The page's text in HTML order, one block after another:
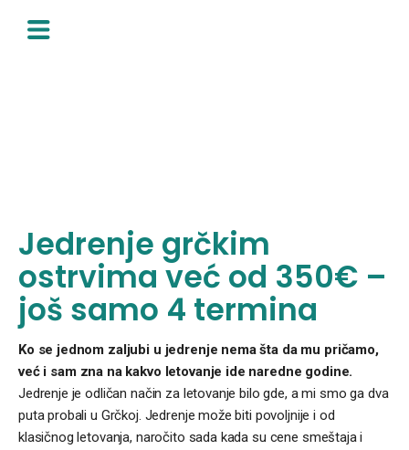
content
Jedrenje grčkim
ostrvima već od 350€ –
još samo 4 termina
Ko se jednom zaljubi u jedrenje nema šta da mu pričamo,
već i sam zna na kakvo letovanje ide naredne godine.
Jedrenje je odličan način za letovanje bilo gde, a mi smo ga dva
puta probali u Grčkoj. Jedrenje može biti povoljnije i od
klasičnog letovanja, naročito sada kada su cene smeštaja i